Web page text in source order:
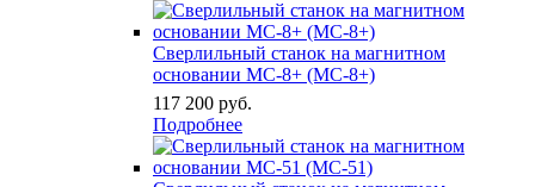
Сверлильный станок на магнитном
основании МС-8+ (MC-8+)
117 200 руб.
Подробнее